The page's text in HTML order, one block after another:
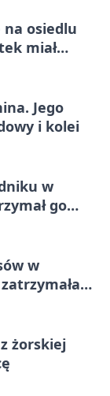
osiedlu
miał
Jego
i kolei
w
go
w
żorskiej